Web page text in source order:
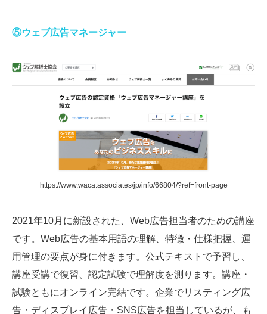
⑤ウェブ広告マネージャー
https://www.waca.associates/jp/info/66804/?ref=front-page
2021年10月に新設された、Web広告担当者のための講座
です。Web広告の基本用語の理解、特徴・仕様把握、運
用管理の要点が身に付きます。公式テキストで予習し、
講座受講で復習、認定試験で理解度を測ります。講座・
試験ともにオンライン完結です。企業でリスティング広
告・ディスプレイ広告・SNS広告を担当しているが、も